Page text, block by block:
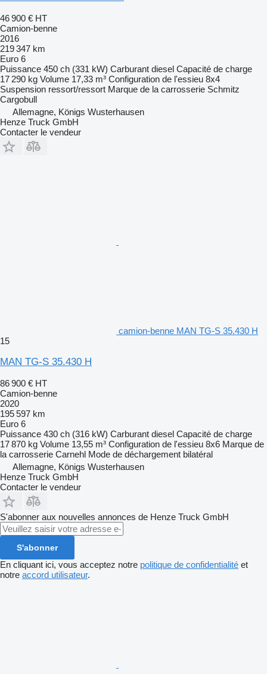
46 900 € HT
Camion-benne
2016
219 347 km
Euro 6
Puissance 450 ch (331 kW) Carburant diesel Capacité de charge
17 290 kg Volume 17,33 m³ Configuration de l'essieu 8x4
Suspension ressort/ressort Marque de la carrosserie Schmitz
Cargobull
Allemagne, Königs Wusterhausen
Henze Truck GmbH
Contacter le vendeur
camion-benne MAN TG-S 35.430 H
15
MAN TG-S 35.430 H
86 900 € HT
Camion-benne
2020
195 597 km
Euro 6
Puissance 430 ch (316 kW) Carburant diesel Capacité de charge
17 870 kg Volume 13,55 m³ Configuration de l'essieu 8x6 Marque de
la carrosserie Carnehl Mode de déchargement bilatéral
Allemagne, Königs Wusterhausen
Henze Truck GmbH
Contacter le vendeur
S'abonner aux nouvelles annonces de Henze Truck GmbH
S'abonner
En cliquant ici, vous acceptez notre politique de confidentialité et
notre accord utilisateur.